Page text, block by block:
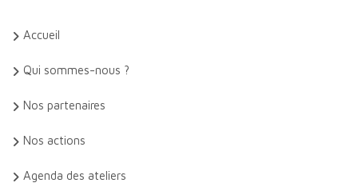
Accueil
Qui sommes-nous ?
Nos partenaires
Nos actions
Agenda des ateliers